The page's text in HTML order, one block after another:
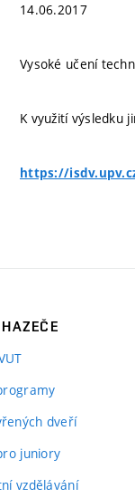
14.06.2017
Vysoké učení
K využití výsledku
https://
dveří
juniory
vzdělávání